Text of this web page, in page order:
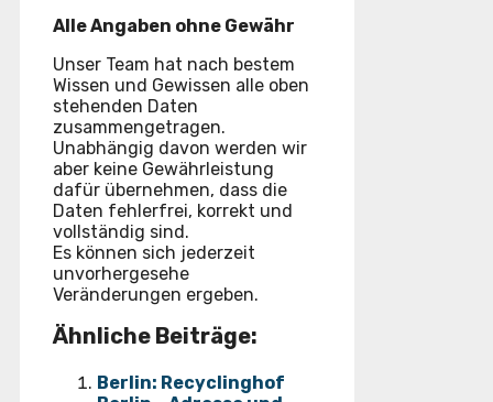
Alle Angaben ohne Gewähr
Unser Team hat nach bestem
Wissen und Gewissen alle oben
stehenden Daten
zusammengetragen.
Unabhängig davon werden wir
aber keine Gewährleistung
dafür übernehmen, dass die
Daten fehlerfrei, korrekt und
vollständig sind.
Es können sich jederzeit
unvorhergesehe
Veränderungen ergeben.
Ähnliche Beiträge:
Berlin: Recyclinghof